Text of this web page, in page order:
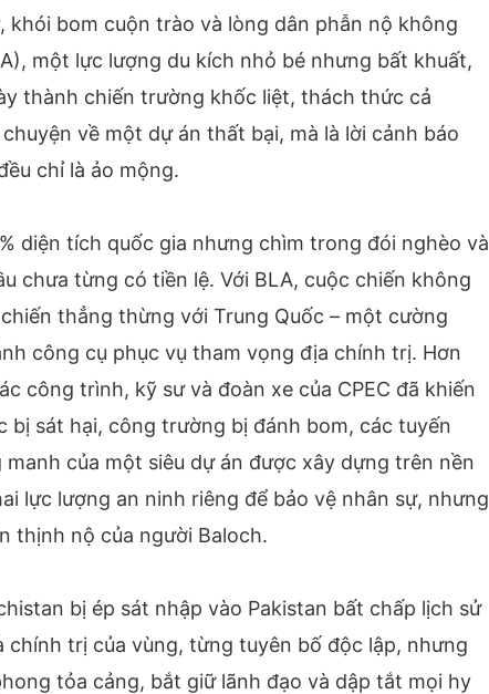
bom cuộn trào và lòng dân phẫn nộ không
một lực lượng du kích nhỏ bé nhưng bất khuất,
thành chiến trường khốc liệt, thách thức cả
về một dự án thất bại, mà là lời cảnh báo
chỉ là ảo mộng.
diện tích quốc gia nhưng chìm trong đói nghèo và
chưa từng có tiền lệ. Với BLA, cuộc chiến không
thẳng thừng với Trung Quốc – một cường
công cụ phục vụ tham vọng địa chính trị. Hơn
công trình, kỹ sư và đoàn xe của CPEC đã khiến
bị sát hại, công trường bị đánh bom, các tuyến
của một siêu dự án được xây dựng trên nền
lực lượng an ninh riêng để bảo vệ nhân sự, nhưng
thịnh nộ của người Baloch.
bị ép sát nhập vào Pakistan bất chấp lịch sử
trị của vùng, từng tuyên bố độc lập, nhưng
tỏa cảng, bắt giữ lãnh đạo và dập tắt mọi hy